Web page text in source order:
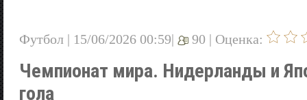
Футбол | 15/06/2026 00:59| 90 | Оценка:
Чемпионат мира. Нидерланды и
гола